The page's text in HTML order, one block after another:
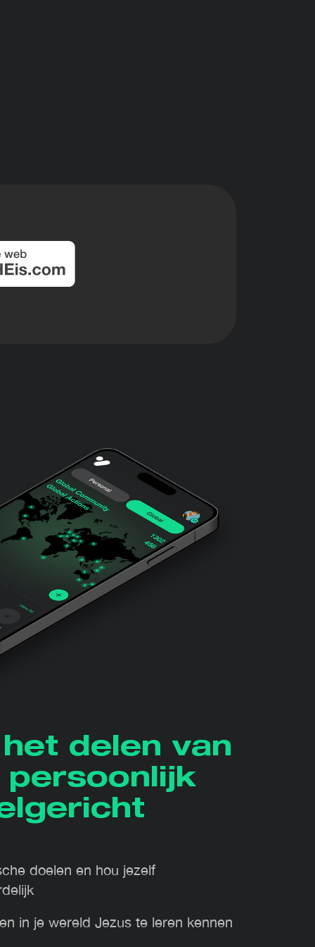
delen van
persoonlijk
doelen en hou jezelf
in je wereld Jezus te leren kennen